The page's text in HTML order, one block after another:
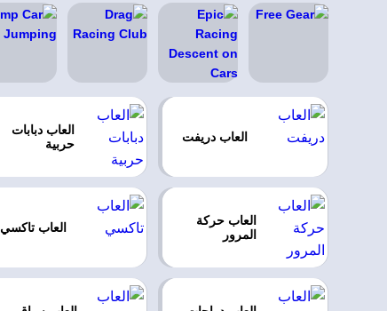
العاب دريفت
العاب دبابات
حربية
العاب حركة
المرور
العاب تاكسي